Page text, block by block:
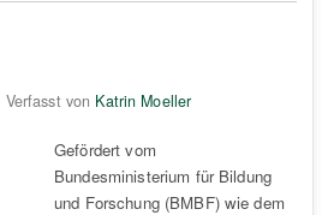
Verfasst von Katrin Moeller
Gefördert vom
Bundesministerium für Bildung
und Forschung (BMBF) wie dem